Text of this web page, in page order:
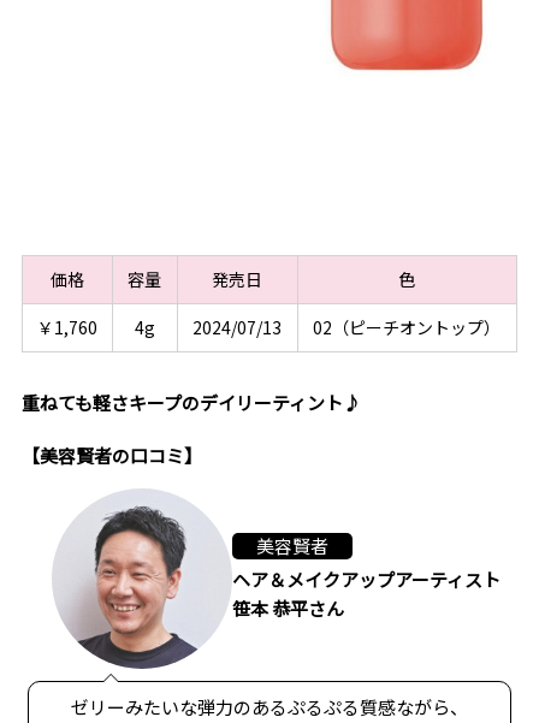
価格 容量 発売日
色
￥1,760
4g 2024/07/13 02（ピーチオントップ）
重ねても軽さキープのデイリーティント♪
【美容賢者の口コミ】
美容賢者
ヘア＆メイクアップアーティスト
笹本 恭平さん
ゼリーみたいな弾力のあるぷるぷる質感ながら、